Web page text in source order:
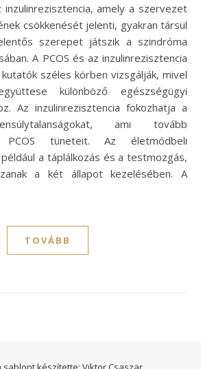
inzulinrezisztencia, amely a szervezet
csökkenését jelenti, gyakran társul
szerepet játszik a szindróma
A PCOS és az inzulinrezisztencia
széles körben vizsgálják, mivel
különböző egészségügyi
Az inzulinrezisztencia fokozhatja a
ami tovább
PCOS tüneteit. Az életmódbeli
a táplálkozás és a testmozgás,
a két állapot kezelésében. A
TOVÁBB